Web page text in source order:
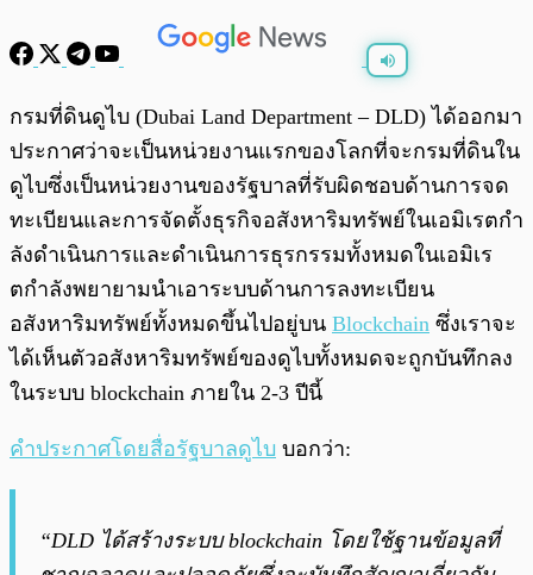
พร้อมเล่น /0:00
กรมที่ดินดูไบ (Dubai Land Department – DLD) ได้ออกมา
ประกาศว่าจะเป็นหน่วยงานแรกของโลกที่จะกรมที่ดินใน
ดูไบซึ่งเป็นหน่วยงานของรัฐบาลที่รับผิดชอบด้านการจด
ทะเบียนและการจัดตั้งธุรกิจอสังหาริมทรัพย์ในเอมิเรตกำ
ลังดำเนินการและดำเนินการธุรกรรมทั้งหมดในเอมิเร
ตกำลังพยายามนำเอาระบบด้านการลงทะเบียน
อสังหาริมทรัพย์ทั้งหมดขึ้นไปอยู่บน Blockchain ซึ่งเราจะ
ได้เห็นตัวอสังหาริมทรัพย์ของดูไบทั้งหมดจะถูกบันทึกลง
ในระบบ blockchain ภายใน 2-3 ปีนี้
คำประกาศโดยสื่อรัฐบาลดูไบ บอกว่า:
“DLD ได้สร้างระบบ blockchain โดยใช้ฐานข้อมูลที่